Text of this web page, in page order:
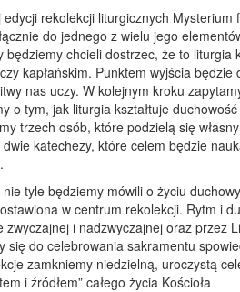
rekolekcji liturgicznych
do jednego z wielu jego
będziemy chcieli dostrzec, że to liturgia
kapłańskim. Punktem wyjścia
nas uczy. W kolejnym kroku
o tym, jak liturgia kształtuje
trzech osób, które podzielą się
katechezy, które celem będzie
tyle będziemy mówili o życiu
w centrum rekolekcji. Rytm i
zwyczajnej i nadzwyczajnej oraz przez
się do celebrowania sakramentu
zamkniemy niedzielną, uroczystą
i źródłem” całego życia Kościoła